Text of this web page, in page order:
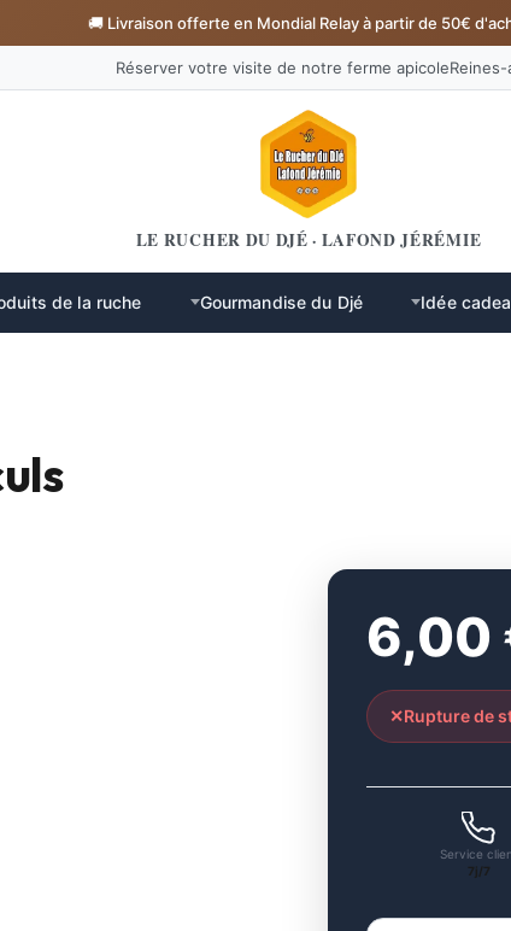
🚚 Livraison offerte en Mondial Relay à partir de 50€
Réserver votre visite de notre ferme apicole
LE RUCHER DU DJÉ · LAFOND JÉRÉMIE
de la ruche Gourmandise du Djé Idée
6,00
Rupture de
Service
7j/7